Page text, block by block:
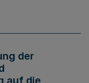
der
auf die